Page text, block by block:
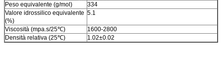
Peso equivalente (g/mol)
334
Valore idrossilico equivalente
(%)
5.1
Viscosità (mpa.s/25℃)
1600-2800
Densità relativa (25℃)
1.02±0.02